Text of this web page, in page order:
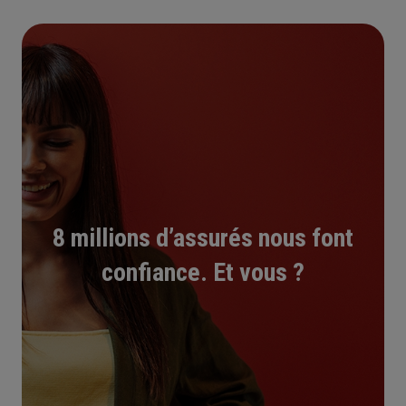
8 millions d’assurés nous font
confiance. Et vous ?